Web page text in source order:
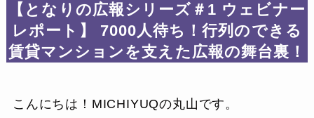
【となりの広報シリーズ＃1 ウェビナー
レポート】 7000人待ち！行列のできる
賃貸マンションを支えた広報の舞台裏！
こんにちは！MICHIYUQの丸山です。